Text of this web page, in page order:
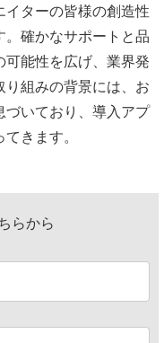
イターの皆様の創造性
。確かなサポートと品
能性を広げ、業界発
り組みの背景には、お
づいており、導入アプ
きます。
らから